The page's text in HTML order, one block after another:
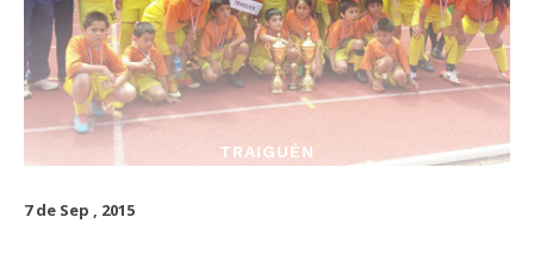
TRAIGUÉN
7 de Sep , 2015